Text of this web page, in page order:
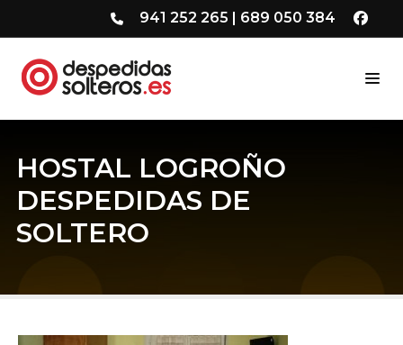
941 252 265 | 689 050 384
HOSTAL LOGROÑO
DESPEDIDAS DE
SOLTERO